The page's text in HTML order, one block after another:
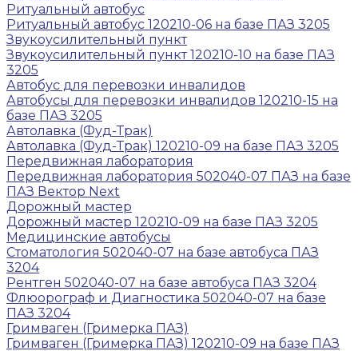
Ритуальный автобус
Ритуальный автобус 120210-06 на базе ПАЗ 3205
Звукоусилительный пункт
Звукоусилительный пункт 120210-10 на базе ПАЗ
3205
Автобус для перевозки инвалидов
Автобусы для перевозки инвалидов 120210-15 на
базе ПАЗ 3205
Автолавка (Фуд-Трак)
Автолавка (Фуд-Трак) 120210-09 на базе ПАЗ 3205
Передвижная лаборатория
Передвижная лаборатория 502040-07 ПАЗ на базе
ПАЗ Вектор Next
Дорожный мастер
Дорожный мастер 120210-09 на базе ПАЗ 3205
Медицинские автобусы
Стоматология 502040-07 на базе автобуса ПАЗ
3204
Рентген 502040-07 на базе автобуса ПАЗ 3204
Флюорограф и Диагностика 502040-07 на базе
ПАЗ 3204
Гримваген (Гримерка ПАЗ)
Гримваген (Гримерка ПАЗ) 120210-09 на базе ПАЗ